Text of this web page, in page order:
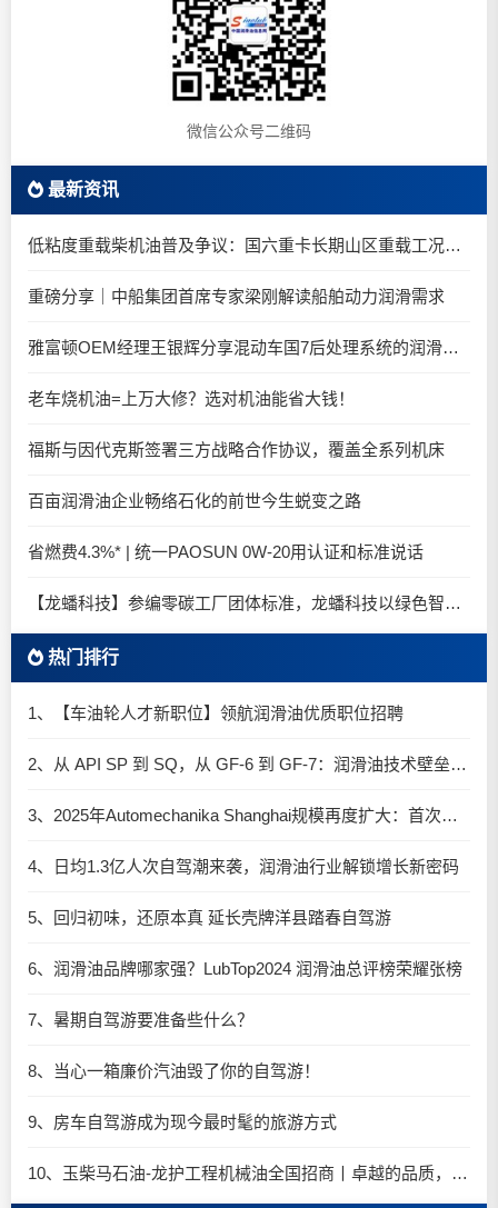
微信公众号二维码
最新资讯
低粘度重载柴机油普及争议：国六重卡长期山区重载工况是否适合0W-20柴油机油？
重磅分享｜中船集团首席专家梁刚解读船舶动力润滑需求
雅富顿OEM经理王银辉分享混动车国7后处理系统的润滑油要求
老车烧机油=上万大修？选对机油能省大钱！
福斯与因代克斯签署三方战略合作协议，覆盖全系列机床
百亩润滑油企业畅络石化的前世今生蜕变之路
省燃费4.3%* | 统一PAOSUN 0W-20用认证和标准说话
【龙蟠科技】参编零碳工厂团体标准，龙蟠科技以绿色智造锚定零碳未来
热门排行
1、【车油轮人才新职位】领航润滑油优质职位招聘
2、从 API SP 到 SQ，从 GF-6 到 GF-7：润滑油技术壁垒再升高，你准备好了吗？
3、2025年Automechanika Shanghai规模再度扩大：首次启用国家会展中心（上海）全部15个展馆
4、日均1.3亿人次自驾潮来袭，润滑油行业解锁增长新密码​
5、回归初味，还原本真 延长壳牌洋县踏春自驾游
6、润滑油品牌哪家强？LubTop2024 润滑油总评榜荣耀张榜
7、暑期自驾游要准备些什么？
8、当心一箱廉价汽油毁了你的自驾游！
9、房车自驾游成为现今最时髦的旅游方式
10、玉柴马石油-龙护工程机械油全国招商丨卓越的品质，专业的品牌！